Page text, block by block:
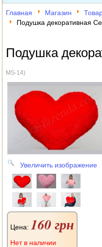
ИНКУБАТОРЫ
ЗЕРНОДРОБИЛКИ
КОРМОРЕЗКИ
СОЛОМОРЕЗКИ
АВТОКЛАВЫ
ДЛЯ ОГОРОДА
НАВЕСНОЕ ДЛЯ
СЕПАРАТОРЫ И
СЫРОВАРНИ
ШИНКОВКИ
ДЛЯ ДОМА И САДА
ОБОГРЕВАТЕЛИ
Главная Магазин
Подушка декоративная
Подушка
MS-14)
Увеличить изображение
Цена: 160 грн
Нет в наличии